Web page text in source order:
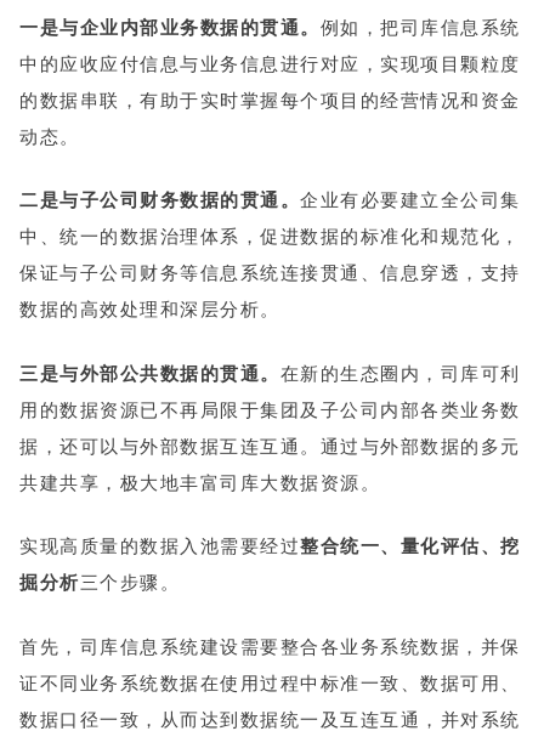
一是与企业内部业务数据的贯通。 例如，把司库信息系统
中的应收应付信息与业务信息进行对应，实现项目颗粒度
的数据串联，有助于实时掌握每个项目的经营情况和资金
动态。
二是与子公司财务数据的贯通。 企业有必要建立全公司集
中、统一的数据治理体系，促进数据的标准化和规范化，
保证与子公司财务等信息系统连接贯通、信息穿透，支持
数据的高效处理和深层分析。
三是与外部公共数据的贯通。 在新的生态圈内，司库可利
用的数据资源已不再局限于集团及子公司内部各类业务数
据，还可以与外部数据互连互通。通过与外部数据的多元
共建共享，极大地丰富司库大数据资源。
实现高质量的数据入池需要经过整合统一、量化评估、挖
掘分析三个步骤。
首先，司库信息系统建设需要整合各业务系统数据，并保
证不同业务系统数据在使用过程中标准一致、数据可用、
数据口径一致，从而达到数据统一及互连互通，并对系统